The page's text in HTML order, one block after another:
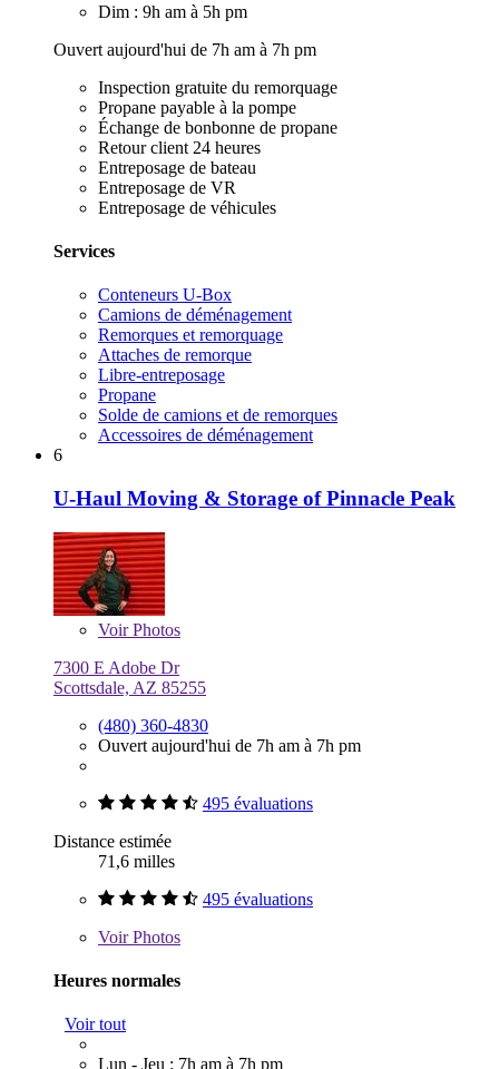
Dim : 9h am à 5h pm
Ouvert aujourd'hui de 7h am à 7h pm
Inspection gratuite du remorquage
Propane payable à la pompe
Échange de bonbonne de propane
Retour client 24 heures
Entreposage de bateau
Entreposage de VR
Entreposage de véhicules
Services
Conteneurs U-Box
Camions de déménagement
Remorques et remorquage
Attaches de remorque
Libre-entreposage
Propane
Solde de camions et de remorques
Accessoires de déménagement
6
U-Haul Moving & Storage of Pinnacle Peak
VoirPhotos
7300 E Adobe Dr
Scottsdale, AZ 85255
(480) 360-4830
Ouvert aujourd'hui de 7h am à 7h pm
495 évaluations
Distance estimée
71,6 milles
495 évaluations
VoirPhotos
Heures normales
Voir tout
Lun - Jeu : 7h am à 7h pm